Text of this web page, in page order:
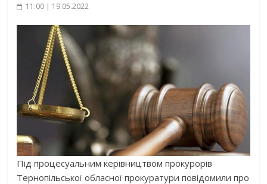
11:00 | 19.05.2022
Під процесуальним керівництвом прокурорів
Тернопільської обласної прокуратури повідомили про